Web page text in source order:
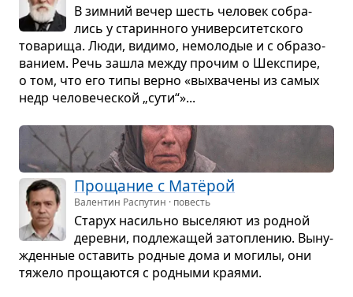
В зим­ний вечер шесть чело­век собра­
лись у ста­рин­ного уни­вер­си­тет­ского
това­рища. Люди, видимо, немо­ло­дые и с обра­зо­
ва­нием. Речь зашла между про­чим о Шекс­пире,
о том, что его типы верно «выхва­чены из самых
недр чело­ве­че­ской „сути“»...
Про­ща­ние с Матёрой
Валентин Распутин · повесть
Ста­рух насильно высе­ляют из род­ной
деревни, под­ле­жа­щей затоп­ле­нию. Выну­
жден­ные оста­вить род­ные дома и могилы, они
тяжело про­ща­ются с род­ными кра­ями.